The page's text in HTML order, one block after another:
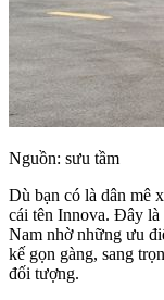
Nguồn: sưu tầm
Dù bạn có là dân mê
cái tên Innova. Đây
Nam nhờ những ưu
kế gọn gàng, sang
đối tượng.